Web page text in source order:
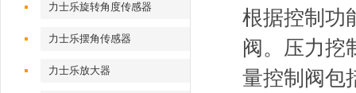
力士乐旋转角度传感器
力士乐摆角传感器
力士乐放大器
根据控制功
阀。压力挖
量控制阀包